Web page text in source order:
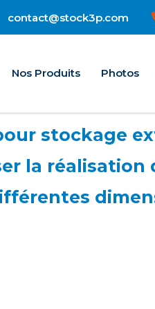
contact@stock3p.com
Nos Produits Photos
stockage
la